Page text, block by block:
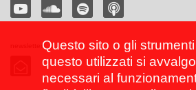
Questo sito o gli
questo utilizzati si
necessari al